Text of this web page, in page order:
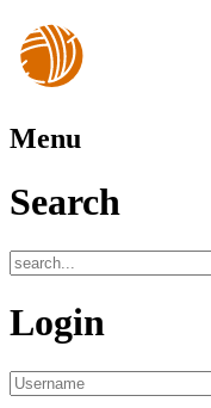
Menu
Search
Login